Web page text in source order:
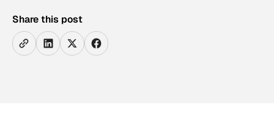
Share this post